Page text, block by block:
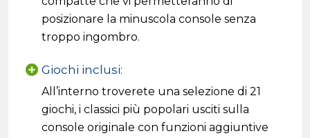
posizionare la minuscola console senza
troppo ingombro.
Giochi inclusi:
All’interno troverete una selezione di 21
giochi, i classici più popolari usciti sulla
console originale con funzioni aggiuntive